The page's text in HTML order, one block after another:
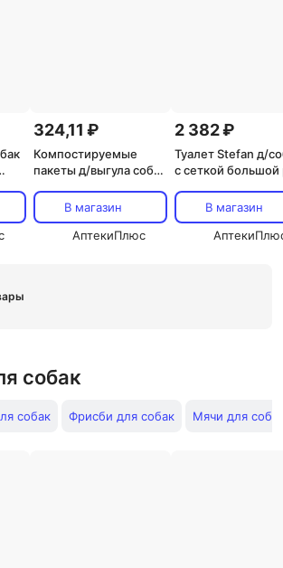
324,11 ₽
Компостируемые
пакеты д/выгула собак
В магазин
АптекиПлюс
2 382 ₽
Туалет Stefan д/
с сеткой большой
коричневый
В магазин
собак
собак Фрисби для собак Мячи для